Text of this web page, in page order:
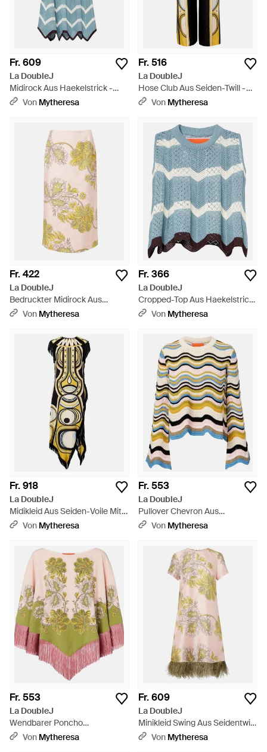
Fr. 609
La DoubleJ
Midirock Aus Haekelstrick -
BlauVon Mytheresa
Fr. 516
La DoubleJ
Hose Club Aus Seiden-Twill -
Schwarz
Von Mytheresa
Fr. 422
La DoubleJ
Bedruckter Midirock Aus
Baumwolle - Gelb
Von Mytheresa
Fr. 366
La DoubleJ
Cropped-Top Aus Haekelstrick
- Blau
Von Mytheresa
Fr. 918
La DoubleJ
Midikleid Aus Seiden-Voile Mit
Fransen - Mettallic
Von Mytheresa
Fr. 553
La DoubleJ
Pullover Chevron Aus
Haekelstrick - Mettallic
Von Mytheresa
Fr. 553
La DoubleJ
Wendbarer Poncho
Vathe Placee Aus Satin -
Von Mytheresa
Fr. 609
La DoubleJ
Minikleid Swing Aus Seidentwill
Mit Federn - Grün
Von Mytheresa